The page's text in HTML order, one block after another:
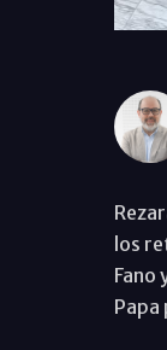
los
Fano
Papa